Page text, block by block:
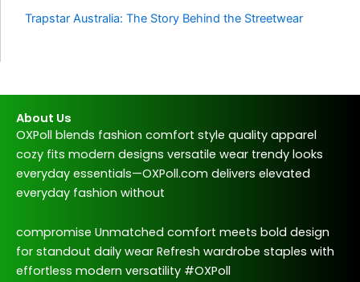
Trapstar Australia: The Story Behind the Streetwear
About Us
OXPoll blends fashion comfort style quality apparel
cozy fits modern designs versatile wear trendy looks
everyday essentials—OXPoll.com delivers elevated
everyday fashion without
compromise Unmatched comfort meets bold design
for standout daily wear Refresh wardrobe staples with
effortless modern versatility #OXPoll